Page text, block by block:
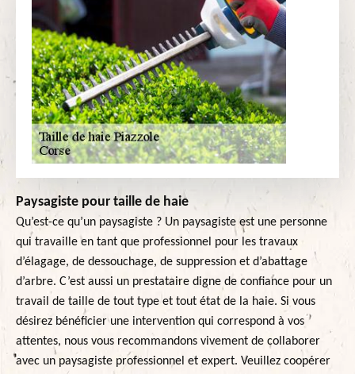
Paysagiste pour taille de haie
Qu’est-ce qu’un paysagiste ? Un paysagiste est une personne
qui travaille en tant que professionnel pour les travaux
d’élagage, de dessouchage, de suppression et d’abattage
d’arbre. C’est aussi un prestataire digne de confiance pour un
travail de taille de tout type et tout état de la haie. Si vous
désirez bénéficier une intervention qui correspond à vos
attentes, nous vous recommandons vivement de collaborer
avec un paysagiste professionnel et expert. Veuillez coopérer